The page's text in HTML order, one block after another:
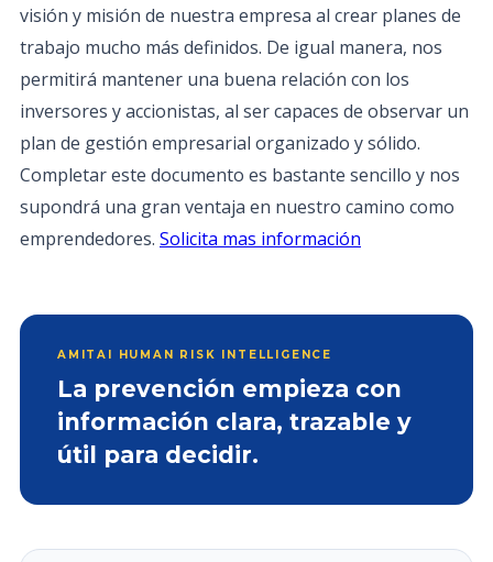
visión y misión de nuestra empresa al crear planes de
trabajo mucho más definidos. De igual manera, nos
permitirá mantener una buena relación con los
inversores y accionistas, al ser capaces de observar un
plan de gestión empresarial organizado y sólido.
Completar este documento es bastante sencillo y nos
supondrá una gran ventaja en nuestro camino como
emprendedores. Solicita mas información
AMITAI HUMAN RISK INTELLIGENCE
La prevención empieza con
información clara, trazable y
útil para decidir.